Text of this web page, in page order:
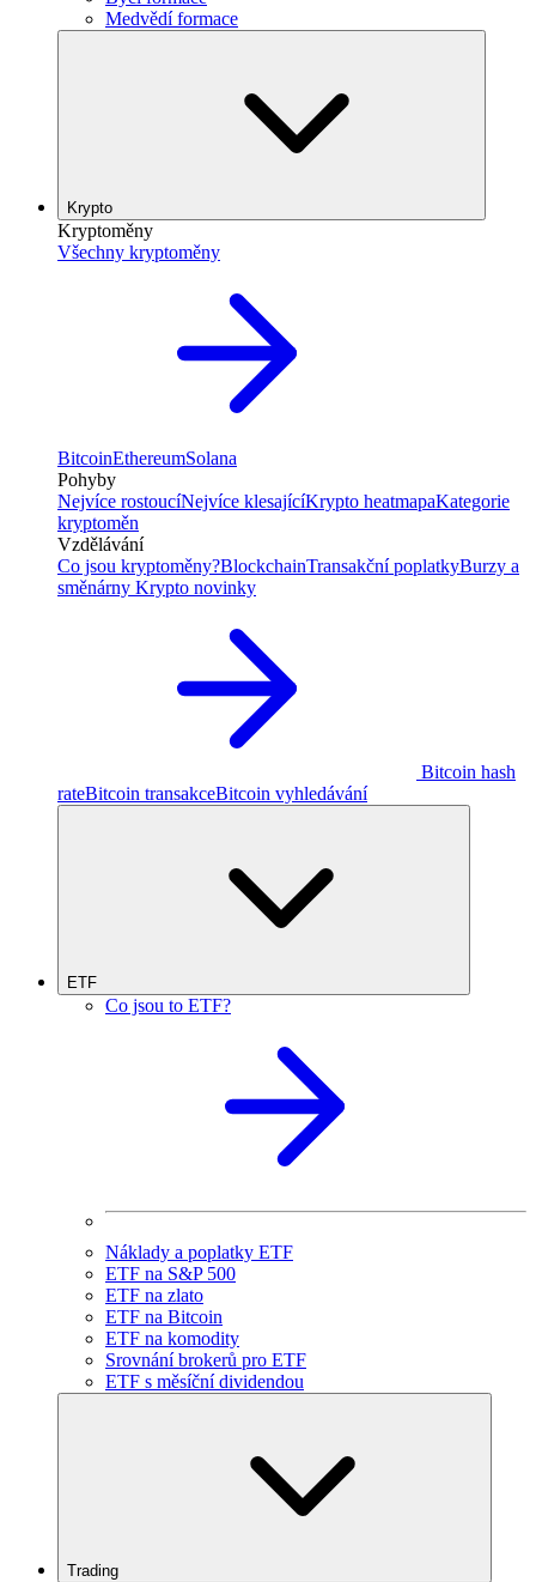
Medvědí formace
Krypto
Kryptoměny
Všechny kryptoměny
BitcoinEthereumSolana
Pohyby
Nejvíce rostoucíNejvíce klesajícíKrypto heatmapaKategorie
kryptoměn
Vzdělávání
Co jsou kryptoměny?BlockchainTransakční poplatkyBurzy a
směnárny Krypto novinky
Bitcoin hash
rateBitcoin transakceBitcoin vyhledávání
ETF
Co jsou to ETF?
Náklady a poplatky ETF
ETF na S&P 500
ETF na zlato
ETF na Bitcoin
ETF na komodity
Srovnání brokerů pro ETF
ETF s měsíční dividendou
Trading